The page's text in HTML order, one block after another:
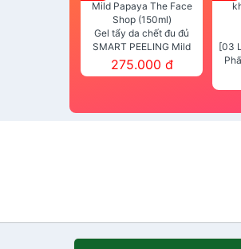
Gel tẩy da chết đu đủ
SMART PEELING Mild
Papaya The Face Shop
(150ml)
275.000 đ
[03